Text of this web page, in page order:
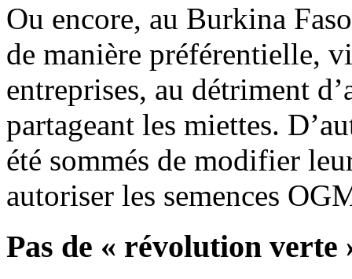
Ou encore, au Burkina
de manière préférentielle,
entreprises, au détriment
partageant les miettes.
été sommés de modifier
autoriser les semences
Pas de « révolution verte